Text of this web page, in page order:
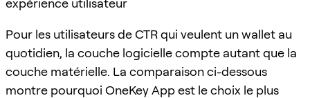
expérience utilisateur
Pour les utilisateurs de CTR qui veulent un wallet au
quotidien, la couche logicielle compte autant que la
couche matérielle. La comparaison ci-dessous
montre pourquoi OneKey App est le choix le plus